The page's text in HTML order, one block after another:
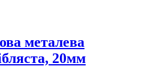
металева
20мм